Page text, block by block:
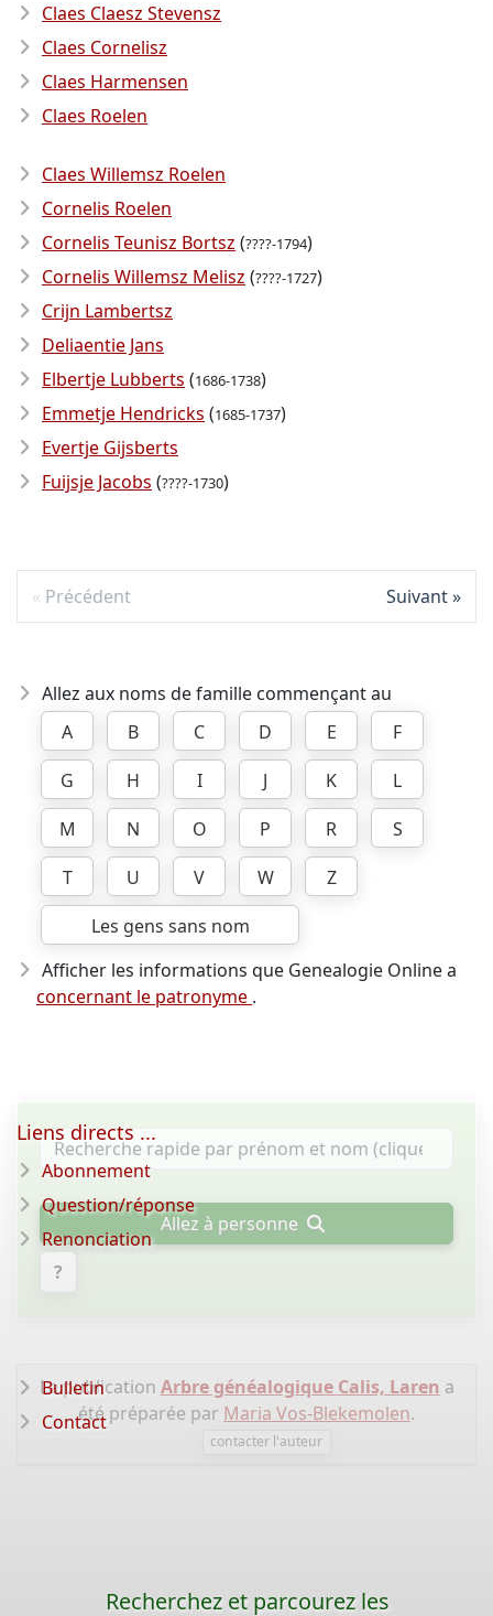
Claes Claesz Stevensz
Claes Cornelisz
Claes Harmensen
Claes Roelen
Claes Willemsz Roelen
Cornelis Roelen
Cornelis Teunisz Bortsz (????-1794)
Cornelis Willemsz Melisz (????-1727)
Crijn Lambertsz
Deliaentie Jans
Elbertje Lubberts (1686-1738)
Emmetje Hendricks (1685-1737)
Evertje Gijsberts
Fuijsje Jacobs (????-1730)
Précédent Suivant
Allez aux noms de famille commençant au
A
B C D E
F
G
H I J K
L
M
N O P R
S
T
U V W
Z
Les gens sans nom
Afficher les informations que Genealogie Online a
concernant le patronyme .
Allez à personne
?
La publication Arbre généalogique Calis, Laren a
été préparée par Maria Vos-Blekemolen.
contacter l'auteur
Liens directs ...
Abonnement
Question/réponse
Renonciation
Bulletin
Contact
Recherchez et parcourez les